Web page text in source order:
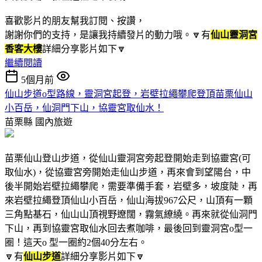
喜歡影片的朋友幫我訂閱、按讚，
謝謝你們的支持，是讓我持續發片的動力哦。🔽有仙山靈洞宮
香客大樓詳細分享影片如下🔽
繼續閱讀
5個月前
仙山步道o型路線，靈洞宮起登，岩壁拉繩攀爬登頂苗栗仙山
小百岳，仙洞門下山，協靈宮取仙水！
苗栗縣 國內旅遊
苗栗仙山登山步道，從仙山靈洞宮旁起登開始走到協靈宮(可
取仙水)，從協靈宮旁開始走仙山步道，再來會到望陽台，中
後半開始岩壁拉繩攀爬，需要準備手套，岩壁多，坡度陡，再
來岩壁拉繩登頂仙山小百岳，仙山海拔967公尺，山頂有一顆
三角點基石，仙山山頂視野遼闊，霧氣繚繞。再來就從仙洞門
下山，再到協靈宮取仙水回去煮咖啡，最後回到靈洞宮o型一
圈！這天o 型一圈約2個40分左右。
🔽有仙山步道詳細分享影片如下🔽